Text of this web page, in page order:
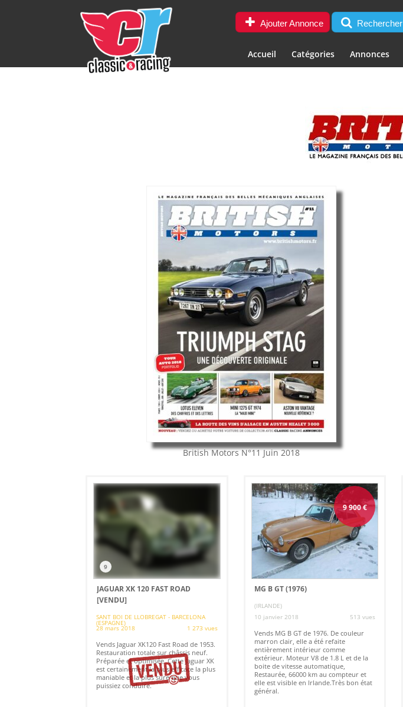
Ajouter Annonce Rechercher
Accueil Catégories Annonces
British MotorsN°11Juin 2018
9
JAGUAR XK 120 FAST ROAD
[VENDU]
SANT BOI DE LLOBREGAT - BARCELONA
(ESPAGNE)
28 mars 2018 1 273 vues
Vends Jaguar XK120 Fast Road de 1953.
Restauration totale sur châssis neuf.
Préparée et optimisée. Cette Jaguar XK
est certainement la plus efficace la plus
maniable et la plus sure que vous
puissiez conduire.
9 900€
MG B GT (1976)
(IRLANDE)
10 janvier 2018
513 vues
Vends MG B GT de 1976. De couleur
marron clair, elle a été refaite
entièrement intérieur comme
extérieur. Moteur V8 de 1.8 L et de la
boite de vitesse automatique,
Restaurée, 66000 km au compteur et
elle est visible en Irlande.Très bon état
général.